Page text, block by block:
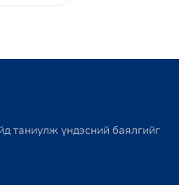
таниулж үндэсний баялгийг